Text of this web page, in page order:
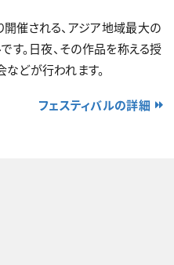
催される、アジア地域最大の
す。日夜、その作品を称える授
どが行われます。
フェスティバルの詳細